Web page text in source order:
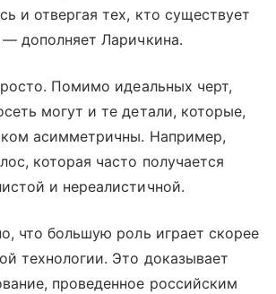
и отвергая тех, кто существует
дополняет Ларичкина.
Помимо идеальных черт,
могут и те детали, которые,
асимметричны. Например,
которая часто получается
и нереалистичной.
что большую роль играет скорее
технологии. Это доказывает
проведенное российским